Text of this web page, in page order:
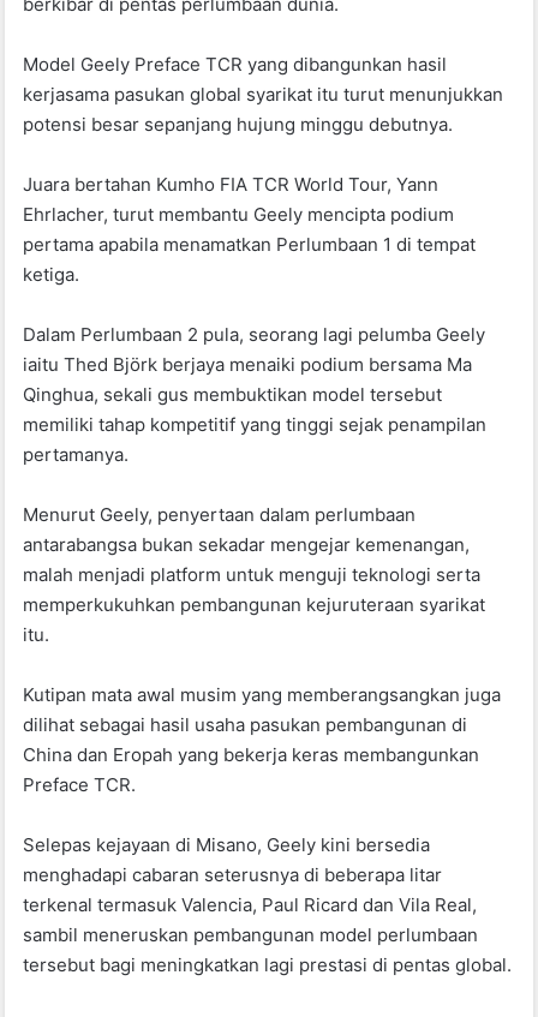
Model Geely Preface TCR yang dibangunkan hasil
kerjasama pasukan global syarikat itu turut menunjukkan
potensi besar sepanjang hujung minggu debutnya.
Juara bertahan Kumho FIA TCR World Tour, Yann
Ehrlacher, turut membantu Geely mencipta podium
pertama apabila menamatkan Perlumbaan 1 di tempat
ketiga.
Dalam Perlumbaan 2 pula, seorang lagi pelumba Geely
iaitu Thed Björk berjaya menaiki podium bersama Ma
Qinghua, sekali gus membuktikan model tersebut
memiliki tahap kompetitif yang tinggi sejak penampilan
pertamanya.
Menurut Geely, penyertaan dalam perlumbaan
antarabangsa bukan sekadar mengejar kemenangan,
malah menjadi platform untuk menguji teknologi serta
memperkukuhkan pembangunan kejuruteraan syarikat
itu.
Kutipan mata awal musim yang memberangsangkan juga
dilihat sebagai hasil usaha pasukan pembangunan di
China dan Eropah yang bekerja keras membangunkan
Preface TCR.
Selepas kejayaan di Misano, Geely kini bersedia
menghadapi cabaran seterusnya di beberapa litar
terkenal termasuk Valencia, Paul Ricard dan Vila Real,
sambil meneruskan pembangunan model perlumbaan
tersebut bagi meningkatkan lagi prestasi di pentas global.